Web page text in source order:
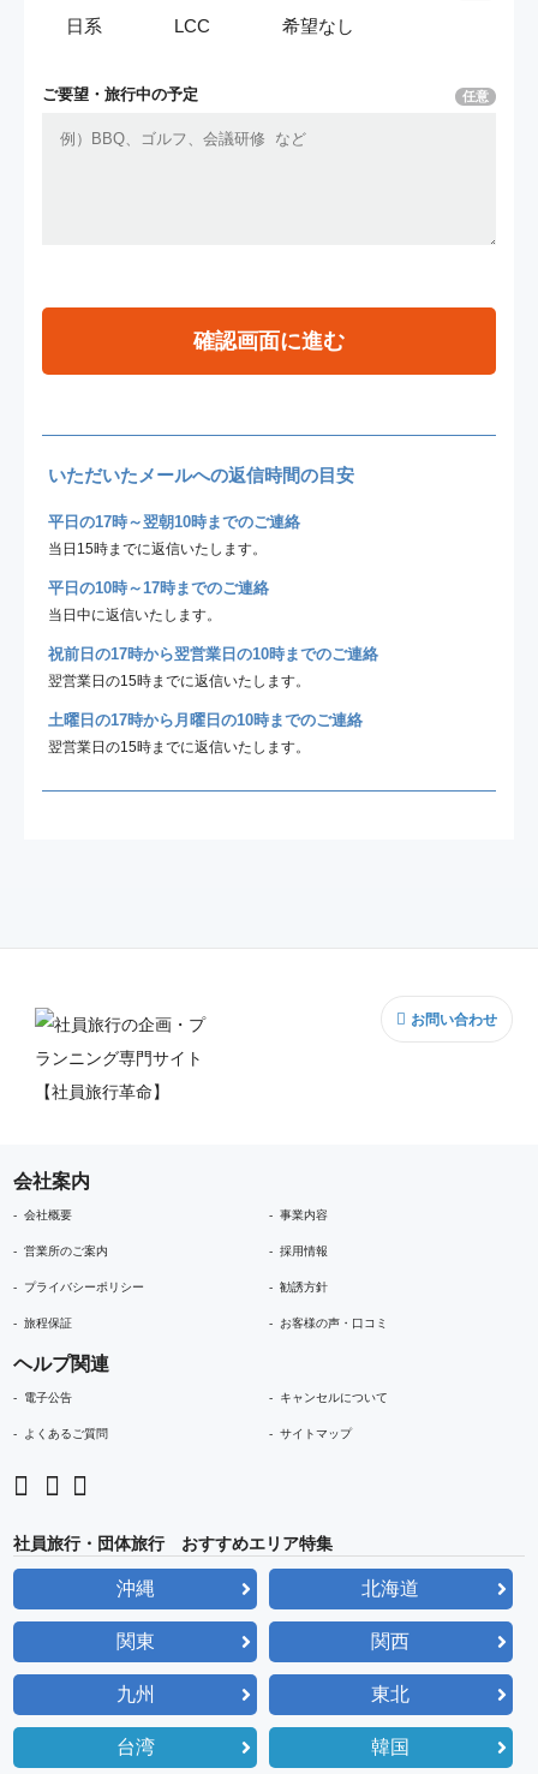
日系 LCC 希望なし
ご要望・ 旅行中の予定 任意
確認画面に進む
いただいたメールへの返信時間の目安
平日の17時～翌朝10時までのご連絡
当日15時までに返信いたします。
平日の10時～17時までのご連絡
当日中に返信いたします。
祝前日の17時から翌営業日の10時までのご連絡
翌営業日の15時までに返信いたします。
土曜日の17時から月曜日の10時までのご連絡
翌営業日の15時までに返信いたします。
お問い合わせ
会社案内
会社概要 事業内容
営業所のご案内 採用情報
プライバシーポリシー 勧誘方針
旅程保証 お客様の声・口コミ
ヘルプ関連
電子公告 キャンセルについて
よくあるご質問 サイトマップ
社員旅行・団体旅行 おすすめエリア特集
沖縄 北海道
関東 関西
九州 東北
台湾 韓国